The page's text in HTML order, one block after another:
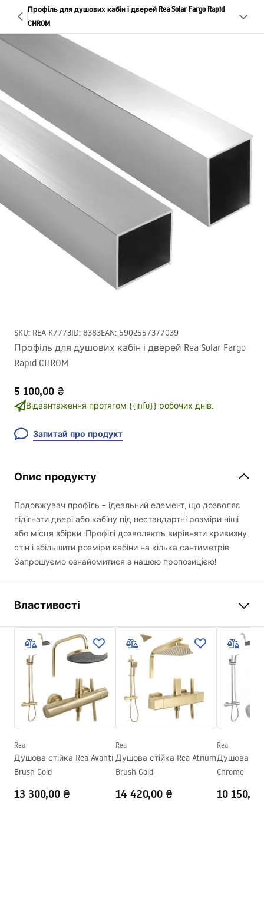
Профіль для душових кабін і дверей Rea Solar Fargo Rapid
CHROM
SKU: REA-K7773ID: 8383EAN: 5902557377039
Профіль для душових кабін і дверей Rea Solar Fargo
Rapid CHROM
5 100,00 ₴
Відвантаження протягом {{info}} робочих днів.
Запитай про продукт
Опис продукту
Подовжувач профіль – ідеальний елемент, що дозволяє
підігнати двері або кабіну під нестандартні розміри ніші
або місця збірки. Профілі дозволяють вирівняти кривизну
стін і збільшити розміри кабіни на кілька сантиметрів.
Запрошуємо ознайомитися з нашою пропозицією!
Властивості
Висота 35 mm
мм
Довжина
1950 мм
Регулювання розширення
25 mm
Ширина
25 mm мм
Гарантія
24 місяці
Rea
Душова стійка Rea Avanti
Brush Gold
13 300,00 ₴
Rea
Душова стійка Rea Atrium
Brush Gold
14 420,00 ₴
Rea
Душова
Chrome
10